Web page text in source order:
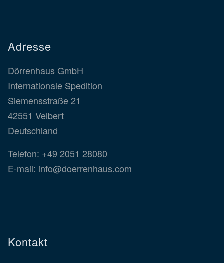
Adresse
Dörrenhaus GmbH
Internationale Spedition
Siemensstraße 21
42551 Velbert
Deutschland
Telefon: +49 2051 28080
E-mail: info@doerrenhaus.com
Kontakt